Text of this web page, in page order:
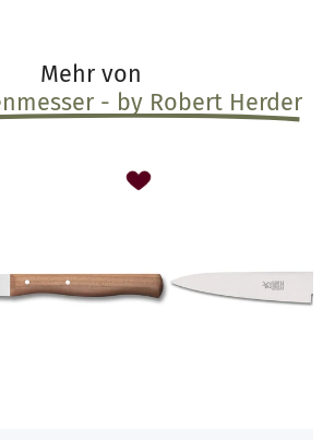
Mehr von
- by Robert Herder